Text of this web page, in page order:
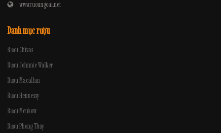
www.ruoungoai.net
Danh mục rượu
Rượu Chivas
Rượu Johnnie Walker
Rượu Macallan
Rượu Hennessy
Rượu Meukow
Rượu Phong Thủy